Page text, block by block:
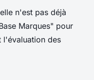
n'est pas déjà
Marques" pour
l'évaluation des